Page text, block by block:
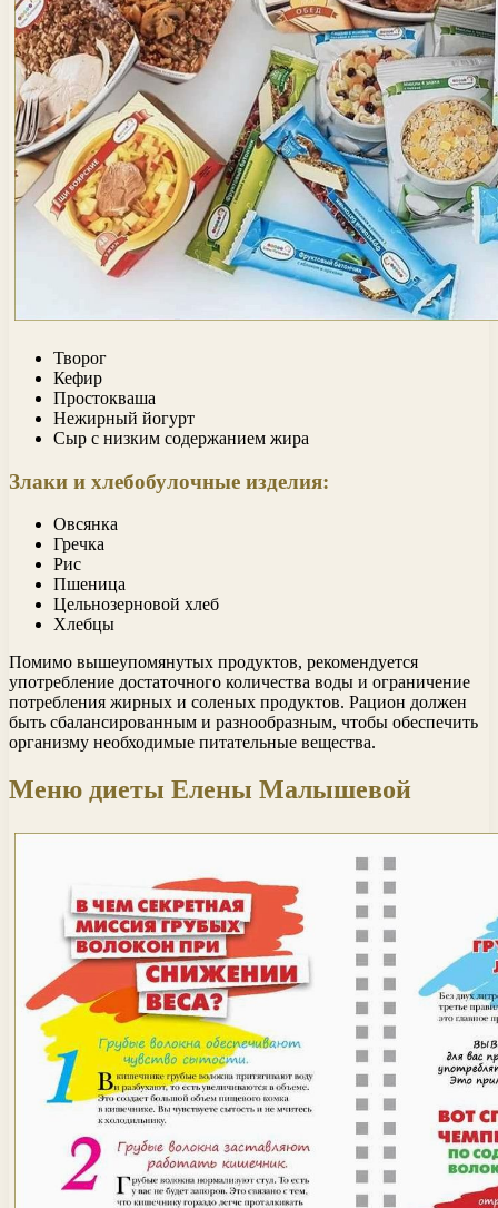
Творог
Кефир
Простокваша
Нежирный йогурт
Сыр с низким содержанием жира
Злаки и хлебобулочные изделия:
Овсянка
Гречка
Рис
Пшеница
Цельнозерновой хлеб
Хлебцы
Помимо вышеупомянутых продуктов, рекомендуется
употребление достаточного количества воды и ограничение
потребления жирных и соленых продуктов. Рацион должен
быть сбалансированным и разнообразным, чтобы обеспечить
организму необходимые питательные вещества.
Меню диеты Елены Малышевой